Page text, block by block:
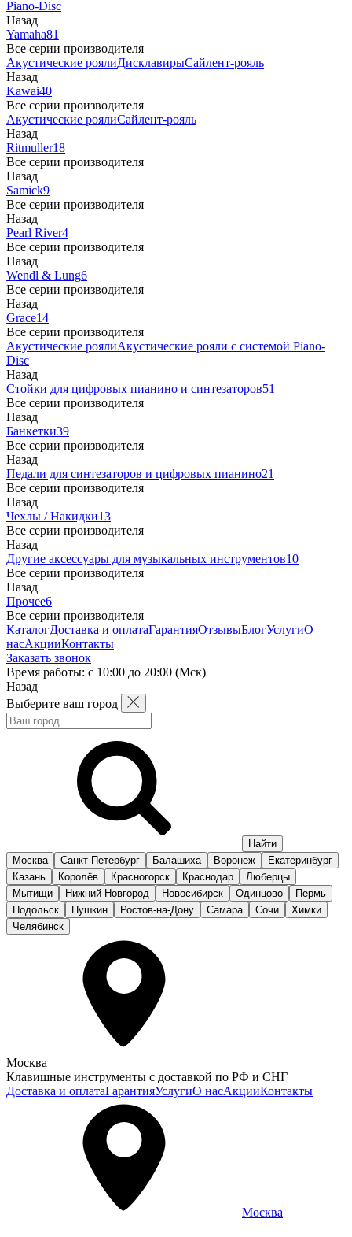
Piano-Disc
Назад
Yamaha81
Все серии производителя
Акустические роялиДисклавирыСайлент-рояль
Назад
Kawai40
Все серии производителя
Акустические роялиСайлент-рояль
Назад
Ritmuller18
Все серии производителя
Назад
Samick9
Все серии производителя
Назад
Pearl River4
Все серии производителя
Назад
Wendl & Lung6
Все серии производителя
Назад
Grace14
Все серии производителя
Акустические роялиАкустические рояли с системой Piano-
Disc
Назад
Стойки для цифровых пианино и синтезаторов51
Все серии производителя
Назад
Банкетки39
Все серии производителя
Назад
Педали для синтезаторов и цифровых пианино21
Все серии производителя
Назад
Чехлы / Накидки13
Все серии производителя
Назад
Другие аксессуары для музыкальных инструментов10
Все серии производителя
Назад
Прочее6
Все серии производителя
КаталогДоставка и оплатаГарантияОтзывыБлогУслугиО
насАкцииКонтакты
Заказать звонок
Время работы: с 10:00 до 20:00 (Мск)
Назад
Выберите ваш город
Москва Санкт-Петербург Балашиха Воронеж
Екатеринбург
Казань
Королёв Красногорск Краснодар
Люберцы
Мытищи
Нижний Новгород Новосибирск Одинцово
Пермь
Подольск
Пушкин Ростов-на-Дону Самара Сочи
Химки
Челябинск
Москва
Клавишные инструменты с доставкой по РФ и СНГ
Доставка и оплатаГарантияУслугиО насАкцииКонтакты
Москва